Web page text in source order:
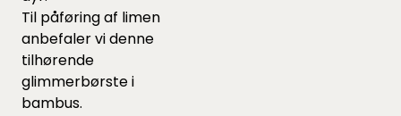
Til påføring af limen
anbefaler vi denne
tilhørende
glimmerbørste i
bambus.